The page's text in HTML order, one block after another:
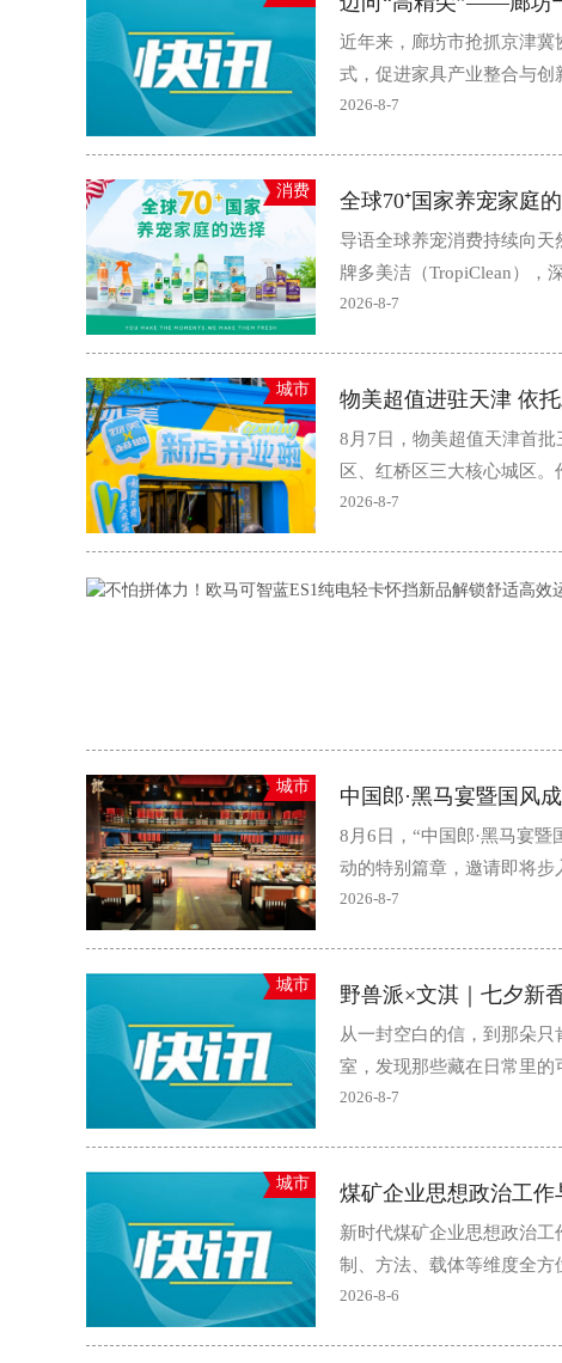
近年来，廊坊市抢抓京津
式，促进家具产业整合与
2026-8-7
消费 全球70⁺国家养宠家庭
导语全球养宠消费持续向天
牌多美洁（TropiClean），
2026-8-7
城市 物美超值进驻天津 依
8月7日，物美超值天津首
区、红桥区三大核心城区
2026-8-7
城市 中国郎·黑马宴暨国风
8月6日，“中国郎·黑马宴
动的特别篇章，邀请即将
2026-8-7
城市 野兽派×文淇｜七夕新
从一封空白的信，到那朵
室，发现那些藏在日常里
2026-8-7
城市 煤矿企业思想政治工
新时代煤矿企业思想政治
制、方法、载体等维度全
2026-8-6